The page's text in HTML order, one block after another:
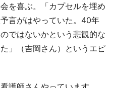
を喜ぶ。「カプセルを埋め
言がはやっていた。40年
ではないかという悲観的な
」（吉岡さん）というエピ